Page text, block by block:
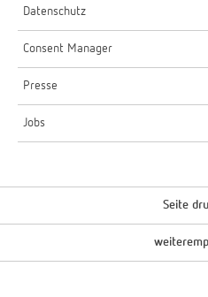
Datenschutz
Consent Manager
Presse
Jobs
Seite